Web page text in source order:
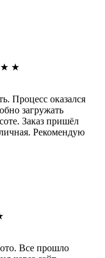
★ ★
Процесс оказался
загружать
Заказ пришёл
Рекомендую
Все прошло